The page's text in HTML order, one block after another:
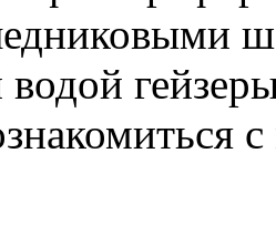
водой